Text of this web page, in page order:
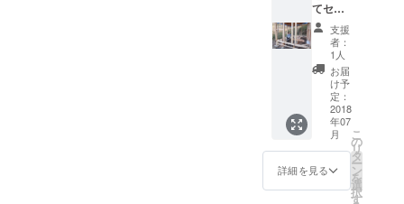
て頂き
たいで
す。景
色や空
気、食
べ物か
らも
しっか
り生き
るパ
頂きま
す。希
イド、
体験、
宿泊付
き。交
通費は
含まれ
ませ
ん。 サ
ポー
ター会
議出席
券は、
てセル
フビル
ドでき
れば、
好きな
ところ
に好き
なとき
に小屋
を建て
ること
が出来
るよう
になり
支援
者：
1人
お届
け予
定：
2018
年07
月
詳細を見る
こ
の
リ
タ
ー
ン
を
選
択
す